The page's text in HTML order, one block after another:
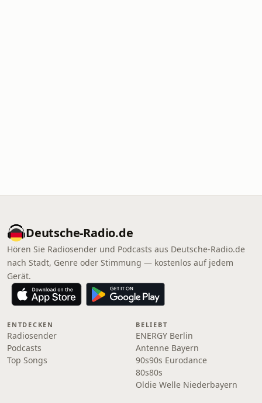
Deutsche-Radio.de
Hören Sie Radiosender und Podcasts aus Deutsche-Radio.de
nach Stadt, Genre oder Stimmung — kostenlos auf jedem
Gerät.
ENTDECKEN
Radiosender
Podcasts
Top Songs
BELIEBT
ENERGY Berlin
Antenne Bayern
90s90s Eurodance
80s80s
Oldie Welle Niederbayern